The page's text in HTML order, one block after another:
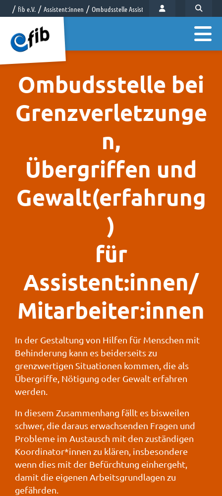
fib e.V. Assistent:innen Ombudsstelle Assistent:innen
Ombudsstelle bei
Grenzverletzunge
n,
Übergriffen und
Gewalt(erfahrung
)
für
Assistent:innen/
Mitarbeiter:innen
In der Gestaltung von Hilfen für Menschen mit
Behinderung kann es beiderseits zu
grenzwertigen Situationen kommen, die als
Übergriffe, Nötigung oder Gewalt erfahren
werden.
In diesem Zusammenhang fällt es bisweilen
schwer, die daraus erwachsenden Fragen und
Probleme im Austausch mit den zuständigen
Koordinator*innen zu klären, insbesondere
wenn dies mit der Befürchtung einhergeht,
damit die eigenen Arbeitsgrundlagen zu
gefährden.